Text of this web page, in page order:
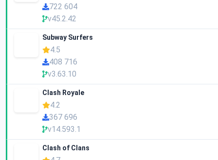
722 604
v45.2.42
Subway Surfers
4.5
408 716
v3.63.10
Clash Royale
4.2
367 696
v14.593.1
Clash of Clans